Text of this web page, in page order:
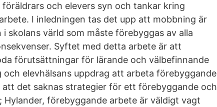
och elevers syn och tankar kring
I inledningen tas det upp att mobbning är
skolans värld som måste förebyggas av alla
Syftet med detta arbete är att
förutsättningar för lärande och välbefinnande
elevhälsans uppdrag att arbeta förebyggande
det saknas strategier för ett förebyggande och
Hylander, förebyggande arbete är väldigt vagt